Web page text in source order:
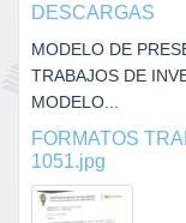
DESCARGAS
MODELO DE
TRABAJOS DE
MODELO...
FORMATOS
1051.jpg